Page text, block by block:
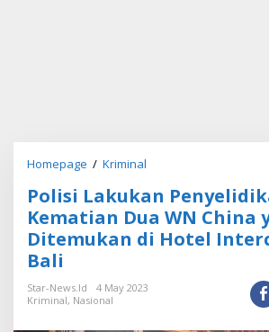
Homepage / Kriminal
l
s
k
Polisi Lakukan
Kematian Dua WN China
Ditemukan di Hotel
Bali
Star-News.id
4 May 2023
Kriminal, Nasional